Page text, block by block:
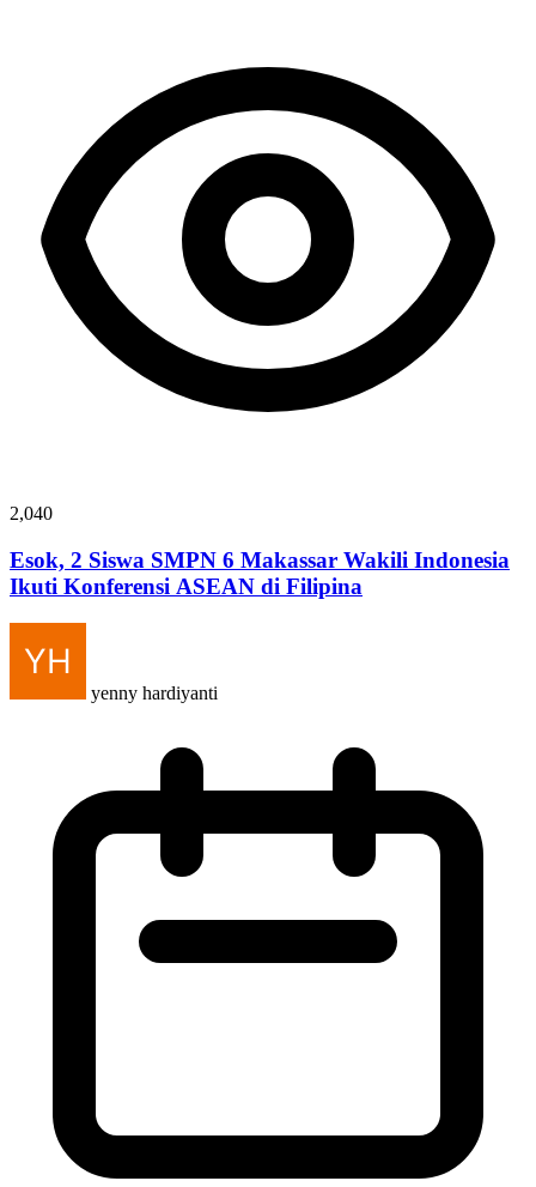
2,040
Esok, 2 Siswa SMPN 6 Makassar Wakili Indonesia
Ikuti Konferensi ASEAN di Filipina
yenny hardiyanti